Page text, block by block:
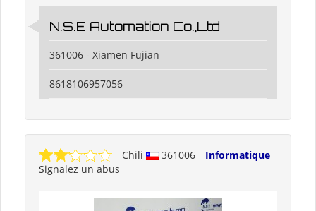
N.S.E Automation Co.,Ltd
361006 - Xiamen Fujian
8618106957056
Chili 361006
Informatique
Signalez un abus